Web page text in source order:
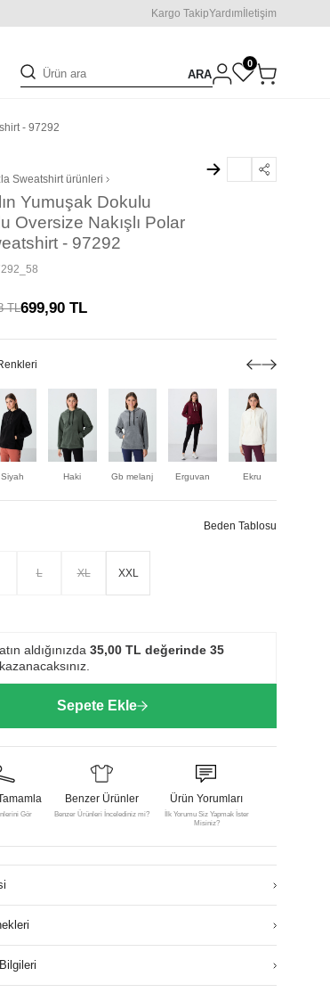
Kargo TakipYardım İletişim
ARA
0
- 97292
Sweatshirtürünleri
Yumuşak Dokulu
Oversize Nakışlı Polar
- 97292
TL699,90 TL
Siyah Haki Gb melanj Erguvan Ekru
Beden Tablosu
L XL XXL
aldığınızda 35,00 TL değerinde 35
kazanacaksınız.
Sepete Ekle
Gör
Benzer Ürünler
Benzer Ürünleri İncelediniz mi?
Ürün Yorumları
İlk Yorumu Siz Yapmak İster
Misiniz?